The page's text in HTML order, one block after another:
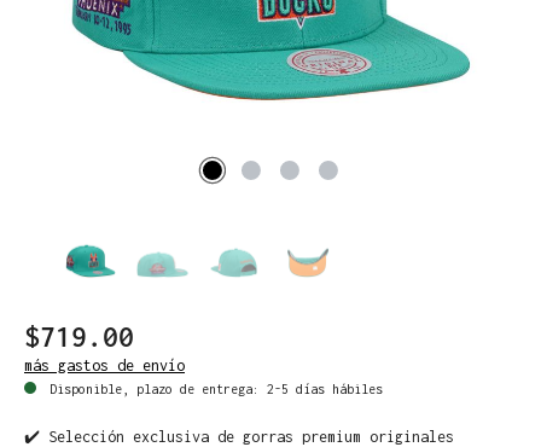
$719.00
más gastos de envío
Disponible, plazo de entrega: 2-5 días hábiles
✔️ Selección exclusiva de gorras premium originales